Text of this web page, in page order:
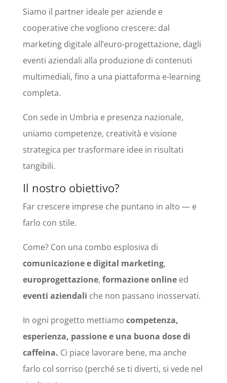
Siamo il partner ideale per aziende e
cooperative che vogliono crescere: dal
marketing digitale all’euro-progettazione, dagli
eventi aziendali alla produzione di contenuti
multimediali, fino a una piattaforma e-learning
completa.
Con sede in Umbria e presenza nazionale,
uniamo competenze, creatività e visione
strategica per trasformare idee in risultati
tangibili.
Il nostro obiettivo?
Far crescere imprese che puntano in alto — e
farlo con stile.
Come? Con una combo esplosiva di
comunicazione e digital marketing,
europrogettazione, formazione onlineed
eventi aziendali che non passano inosservati.
In ogni progetto mettiamo competenza,
esperienza, passione e una buona dose di
caffeina. Ci piace lavorare bene, ma anche
farlo col sorriso (perché se ti diverti, si vede nel